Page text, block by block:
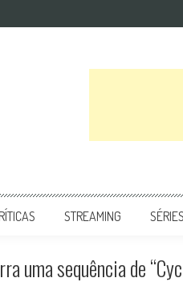
STREAMING SÉRIES
uma sequência de